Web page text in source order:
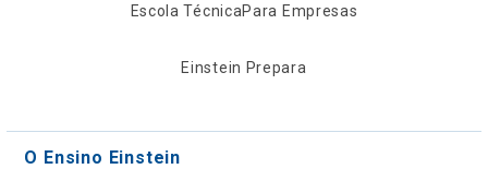
Escola TécnicaPara Empresas
Einstein Prepara
O Ensino Einstein